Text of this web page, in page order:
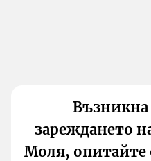
Възникна
зареждането
Моля,